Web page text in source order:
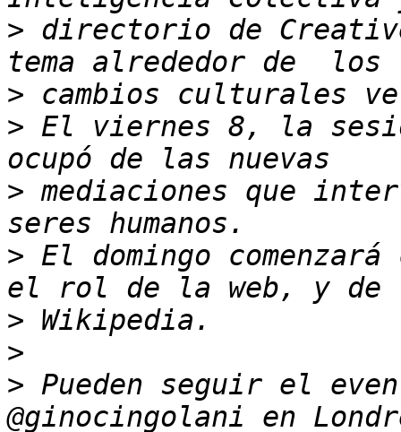
> directorio de
>
> El viernes 8, la
> mediaciones que
> El domingo
>
>
> Pueden seguir el